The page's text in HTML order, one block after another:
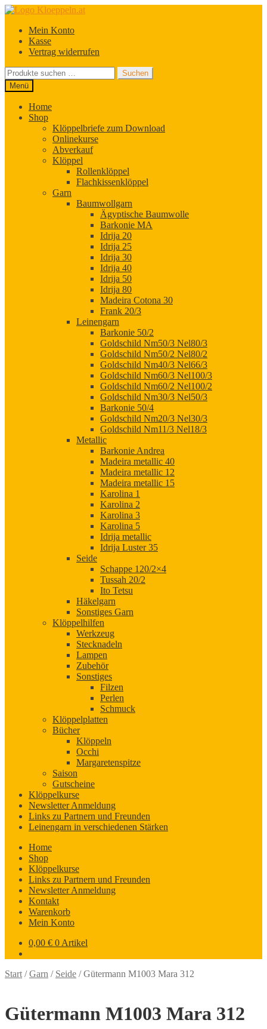
Zur
springen
Zum
springenMein Konto
Kasse
Vertrag widerrufen
Suchen
nach:
Suchen
Menü
Home
Shop
Klöppelbriefe zum Download
Onlinekurse
Abverkauf
Klöppel
Rollenklöppel
Flachkissenklöppel
Garn
Baumwollgarn
Ägyptische Baumwolle
Barkonie MA
Idrija 20
Idrija 25
Idrija 30
Idrija 40
Idrija 50
Idrija 80
Madeira Cotona 30
Frank 20/3
Leinengarn
Barkonie 50/2
Goldschild Nm50/3 Nel80/3
Goldschild Nm50/2 Nel80/2
Goldschild Nm40/3 Nel66/3
Goldschild Nm60/3 Nel100/3
Goldschild Nm60/2 Nel100/2
Goldschild Nm30/3 Nel50/3
Barkonie 50/4
Goldschild Nm20/3 Nel30/3
Goldschild Nm11/3 Nel18/3
Metallic
Barkonie Andrea
Madeira metallic 40
Madeira metallic 12
Madeira metallic 15
Karolina 1
Karolina 2
Karolina 3
Karolina 5
Idrija metallic
Idrija Luster 35
Seide
Schappe 120/2×4
Tussah 20/2
Ito Tetsu
Häkelgarn
Sonstiges Garn
Klöppelhilfen
Werkzeug
Stecknadeln
Lampen
Zubehör
Sonstiges
Filzen
Perlen
Schmuck
Klöppelplatten
Bücher
Klöppeln
Occhi
Margaretenspitze
Saison
Gutscheine
Klöppelkurse
Newsletter Anmeldung
Links zu Partnern und Freunden
Leinengarn in verschiedenen Stärken
Home
Shop
Klöppelkurse
Links zu Partnern und Freunden
Newsletter Anmeldung
Kontakt
Warenkorb
Mein Konto
0,00 € 0 Artikel
Start /Garn / Seide /Gütermann M1003 Mara 312
Gütermann M1003 Mara 312